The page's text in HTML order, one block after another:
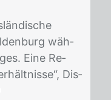
wäh­
Eine Re­
Dis­